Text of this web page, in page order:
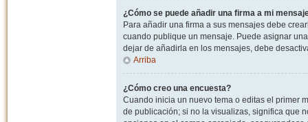
¿Cómo se puede añadir una firma a mi
Para añadir una firma a sus mensajes debe
cuando publique un mensaje. Puede asignar
dejar de añadirla en los mensajes, debe
Arriba
¿Cómo creo una encuesta?
Cuando inicia un nuevo tema o editas el primer
de publicación; si no la visualizas, significa que